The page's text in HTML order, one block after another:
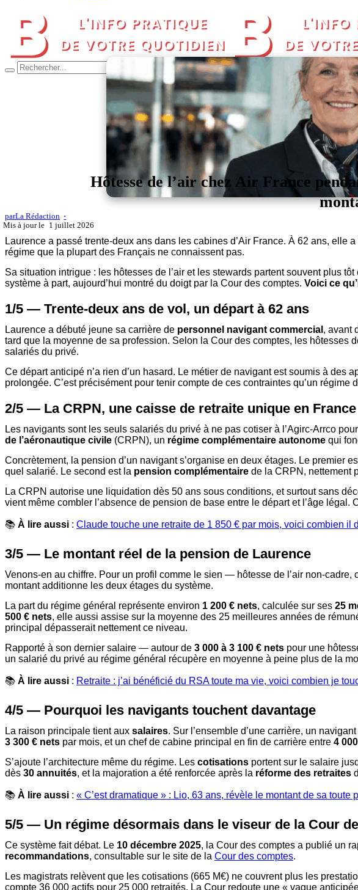
Hôtesse de l’air chez Air France
parLa Rédaction
1 juillet 2026
Laurence a passé trente-deux ans dans les cabines d’Air France. À 62 ans, elle
régime que la plupart des Français ne connaissent pas.
Sa situation intrigue : les hôtesses de l’air et les stewards partent souvent plus tôt
système à part, aujourd’hui montré du doigt par la Cour des comptes. Voici ce
1/5 — Trente-deux ans de vol, un départ à 62 ans
Laurence a débuté jeune sa carrière de personnel navigant commercial , avant
tard que la moyenne de sa profession. Selon la Cour des comptes, les hôtesses
salariés du privé.
Ce départ anticipé n’a rien d’un hasard. Le métier de navigant est soumis à
prolongée. C’est précisément pour tenir compte de ces contraintes qu’un
2/5 — La CRPN, une caisse de retraite unique en France
Les navigants sont les seuls salariés du privé à ne pas cotiser à l’Agirc-Arrco
de l’aéronautique civile (CRPN), un régime complémentaire autonome qui
Concrètement, la pension d’un navigant s’organise en deux étages. Le premier
quel salarié. Le second est la pension complémentaire de la CRPN, nettement
La CRPN autorise une liquidation dès 50 ans sous conditions, et surtout sans
vient même combler l’absence de pension de base entre le départ et l’âge légal.
📚 À lire aussi : Claude touche une retraite de 1 850 € par mois, voici combien il
3/5 — Le montant réel de la pension de Laurence
Venons-en au chiffre. Pour un profil comme le sien — hôtesse de l’air non-cadre,
montant additionne les deux étages du système.
La part du régime général représente environ 1 200 € nets, calculée sur ses 25
500 € nets, elle aussi assise sur la moyenne des 25 meilleures années de
principal dépasserait nettement ce niveau.
Rapporté à son dernier salaire — autour de 3 000 à 3 100 € nets pour une
un salarié du privé au régime général récupère en moyenne à peine plus de la
📚 À lire aussi : Retraite : j’ai bénéficié du RSA toute ma vie, voici combien je
4/5 — Pourquoi les navigants touchent davantage
La raison principale tient aux salaires. Sur l’ensemble d’une carrière, un
3 300 € nets par mois, et un chef de cabine principal en fin de carrière entre 4
S’ajoute l’architecture même du régime. Les cotisations portent sur le salaire
dès 30 annuités, et la majoration a été renforcée après la réforme des retraites
📚 À lire aussi : « C’est dramatique » : Lio, 63 ans, révèle le montant de sa toute
5/5 — Un régime désormais dans le viseur de la Cour
Ce système fait débat. Le 10 décembre 2025, la Cour des comptes a publié un
recommandations, consultable sur le site de la Cour des comptes.
Les magistrats relèvent que les cotisations (665 M€) ne couvrent plus les
compte 36 000 actifs pour 25 000 retraités. La Cour redoute une « vague